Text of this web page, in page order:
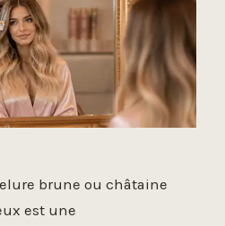
brune ou châtaine
est une